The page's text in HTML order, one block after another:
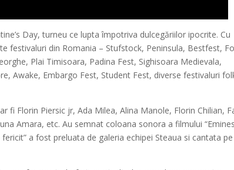
Day, turneu ce lupta împotriva dulcegăriilor ipocrite. Cu
festivaluri din Romania – Stufstock, Peninsula, Bestfest,
Plai Timisoara, Padina Fest, Sighisoara Medievala,
Awake, Embargo Fest, Student Fest, diverse festivaluri
Florin Piersic jr, Ada Milea, Alina Manole, Florin Chilian,
Amara, etc. Au semnat coloana sonora a filmului
a fost preluata de galeria echipei Steaua si cantata pe